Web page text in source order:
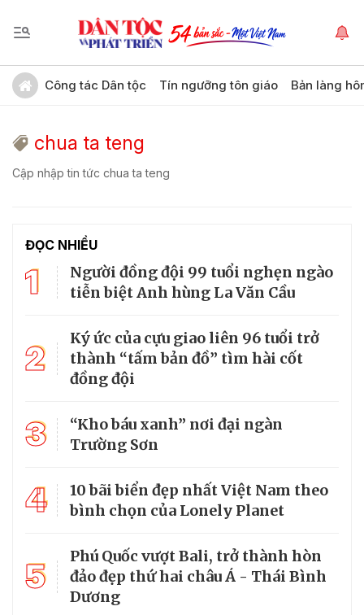
Công tác Dân tộc Tín ngưỡng tôn giáo Bản làng
chua ta teng
Cập nhập tin tức chua ta teng
ĐỌC NHIỀU
1
Người đồng đội 99 tuổi nghẹn ngào
tiễn biệt Anh hùng La Văn Cầu
2
Ký ức của cựu giao liên 96 tuổi trở
thành “tấm bản đồ” tìm hài cốt
đồng đội
3
“Kho báu xanh” nơi đại ngàn
Trường Sơn
4
10 bãi biển đẹp nhất Việt Nam theo
bình chọn của Lonely Planet
5
Phú Quốc vượt Bali, trở thành hòn
đảo đẹp thứ hai châu Á - Thái Bình
Dương